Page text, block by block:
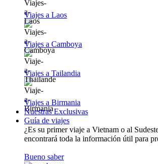
Viajes a Laos
Viajes a Camboya
Viajes a Tailandia
Viajes a Birmania
Nuestras Exclusivas
Guía de viajes
¿Es su primer viaje a Vietnam o al
encontrará toda la información útil para
Bueno saber